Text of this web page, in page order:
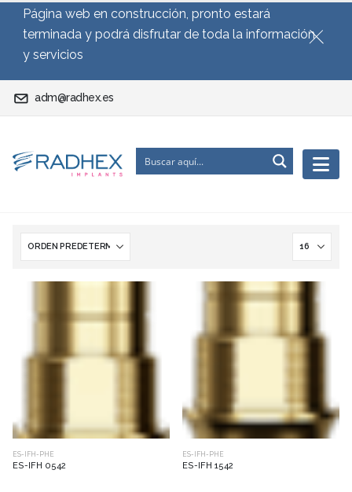
Página web en construcción, pronto estará
terminada y podrá disfrutar de toda la información
y servicios
adm@radhex.es
ES-IFH-PHE
ES-IFH 0542
ES-IFH-PHE
ES-IFH 1542